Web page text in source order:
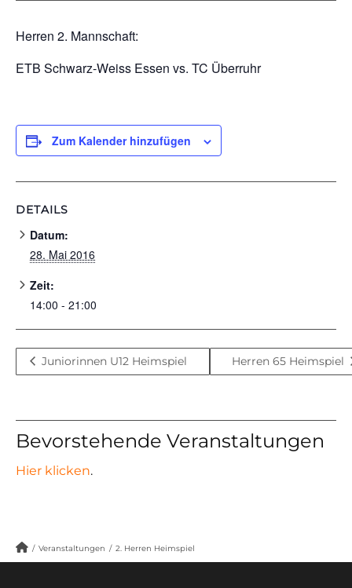
Herren 2. Mannschaft:
ETB Schwarz-Weiss Essen vs. TC Überruhr
Zum Kalender hinzufügen
DETAILS
Datum:
28. Mai 2016
Zeit:
14:00 - 21:00
Juniorinnen U12 Heimspiel Herren 65 Heimspiel
Bevorstehende Veranstaltungen
Hier klicken.
/ Veranstaltungen / 2. Herren Heimspiel